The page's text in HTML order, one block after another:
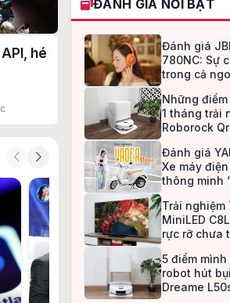
hé
ĐÁNH GIÁ NỔI BẬT
Đánh giá
780NC: Sự
trong cả
Những
1 tháng trải
Roborock
Đánh giá
Xe máy điện
thông minh
Trải nghiệm
MiniLED
rực rỡ chưa
5 điểm
robot hút
Dreame